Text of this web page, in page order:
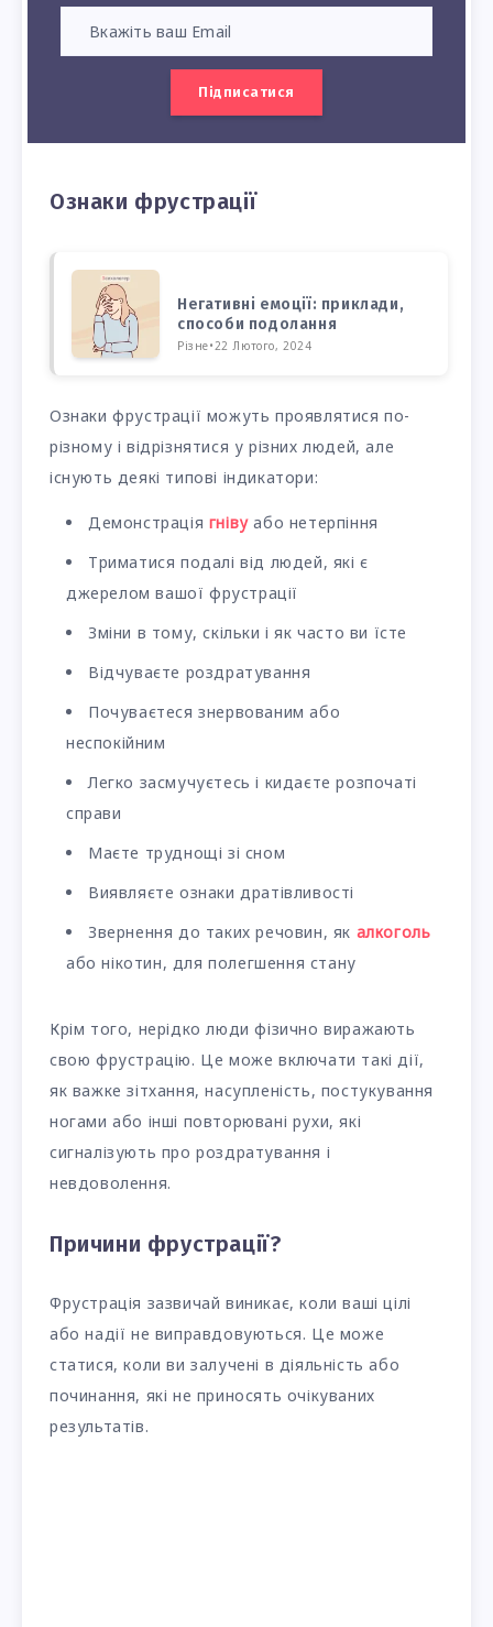
Підписатися
Ознаки фрустрації
Негативні емоції: приклади,
способи подолання
Різне•22 Лютого, 2024
Ознаки фрустрації можуть проявлятися по-
різному і відрізнятися у різних людей, але
існують деякі типові індикатори:
Демонстрація гнівуабо нетерпіння
Триматися подалі від людей, які є
джерелом вашої фрустрації
Зміни в тому, скільки і як часто ви їсте
Відчуваєте роздратування
Почуваєтеся знервованим або
неспокійним
Легко засмучуєтесь і кидаєте розпочаті
справи
Маєте труднощі зі сном
Виявляєте ознаки дратівливості
Звернення до таких речовин, як алкоголь
або нікотин, для полегшення стану
Крім того, нерідко люди фізично виражають
свою фрустрацію. Це може включати такі дії,
як важке зітхання, насупленість, постукування
ногами або інші повторювані рухи, які
сигналізують про роздратування і
невдоволення.
Причини фрустрації?
Фрустрація зазвичай виникає, коли ваші цілі
або надії не виправдовуються. Це може
статися, коли ви залучені в діяльність або
починання, які не приносять очікуваних
результатів.